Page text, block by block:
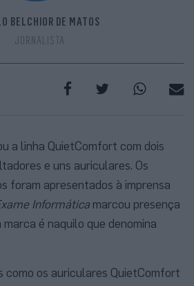
BELCHIOR DE MATOS
JORNALISTA
a linha QuietComfort com dois
e uns auriculares. Os
foram apresentados à imprensa
Informática marcou presença
é naquilo que denomina
como os auriculares QuietComfort